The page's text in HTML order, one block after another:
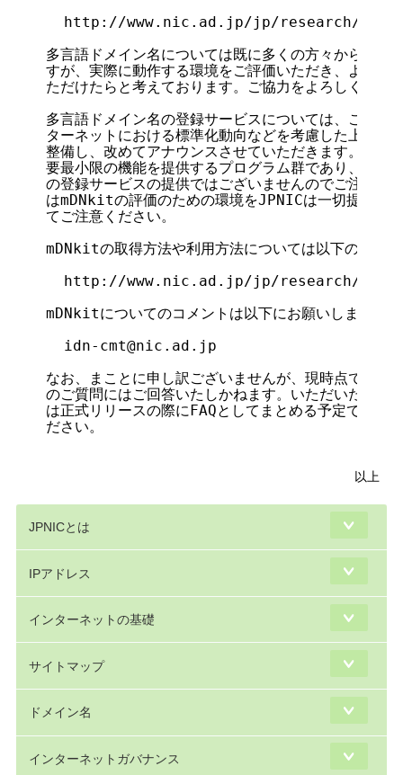
http://www.nic.ad.jp/jp/research/idn/
多言語ドメイン名については既に多くの方々からコメ
すが、実際に動作する環境をご評価いただき、より多
ただけたらと考えております。ご協力をよろしくお願
多言語ドメイン名の登録サービスについては、この技
ターネットにおける標準化動向などを考慮した上で規
整備し、改めてアナウンスさせていただきます。
要最小限の機能を提供するプログラム群であり、現時
の登録サービスの提供ではございませんのでご注意く
はmDNkitの評価のための環境をJPNICは一切提供し
てご注意ください。
mDNkitの取得方法や利用方法については以下のURL
http://www.nic.ad.jp/jp/research/idn/
mDNkitについてのコメントは以下にお願いします。
  idn-cmt@nic.ad.jp
なお、まことに申し訳ございませんが、現時点では開
のご質問にはご回答いたしかねます。いただいたご意
は正式リリースの際にFAQとしてまとめる予定ですの
ださい。
以上
JPNICとは
IPアドレス
インターネットの基礎
サイトマップ
ドメイン名
インターネットガバナンス